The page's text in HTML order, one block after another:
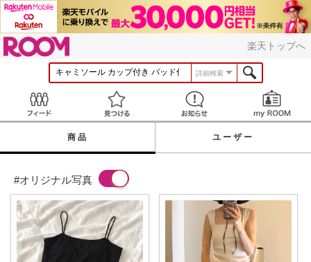
楽天トップへ
詳細検索
見つける お知らせ
商品 ユーザー
#オリジナル写真